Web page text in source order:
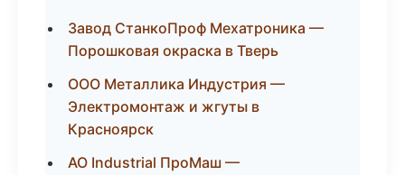
Завод СтанкоПроф Мехатроника —
Порошковая окраска в Тверь
ООО Металлика Индустрия —
Электромонтаж и жгуты в
Красноярск
АО Industrial ПроМаш —